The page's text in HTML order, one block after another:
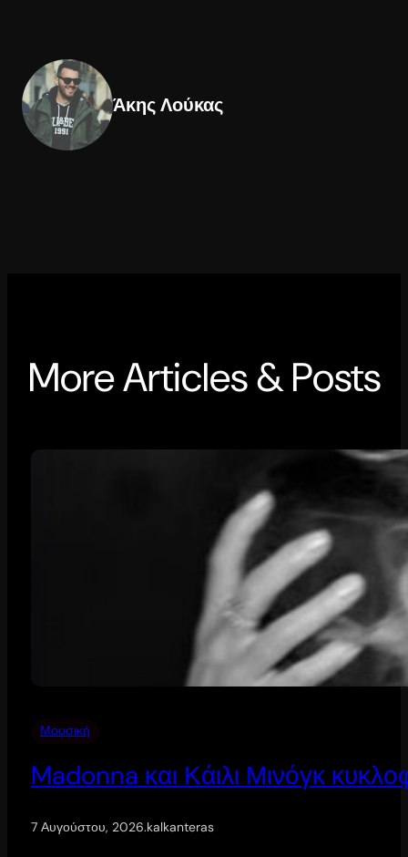
Άκης Λούκας
More Articles & Posts
Μουσική
Madonna και Κάιλι Μινόγκ
7 Αυγούστου, 2026.kalkanteras